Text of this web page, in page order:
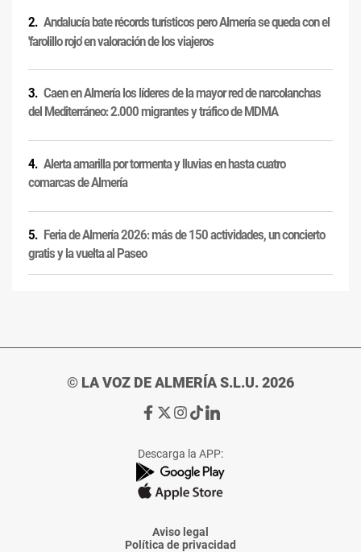
Andalucía bate récords turísticos pero Almería se queda con el
'farolillo rojo' en valoración de los viajeros
Caen en Almería los líderes de la mayor red de narcolanchas
del Mediterráneo: 2.000 migrantes y tráfico de MDMA
Alerta amarilla por tormenta y lluvias en hasta cuatro
comarcas de Almería
Feria de Almería 2026: más de 150 actividades, un concierto
gratis y la vuelta al Paseo
© LA VOZ DE ALMERÍA S.L.U. 2026
Ir
de
La
Voz
Almería
Ir
de
La
Voz
Almería
Ir
de
La
Voz
Almería
Ir
de
La
Voz
Almería
Ir
de
La
Voz
Descarga la APP:
Aviso legal
Política de privacidad